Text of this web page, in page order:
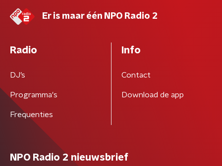
Er is maar één NPO Radio 2
Radio
DJ’s
Programma's
Frequenties
Info
Contact
Download de app
NPO Radio 2 nieuwsbrief